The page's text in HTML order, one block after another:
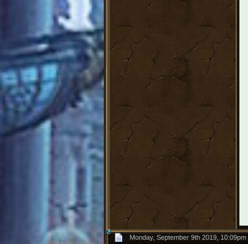
Monday, September 9th 2019, 10:09pm